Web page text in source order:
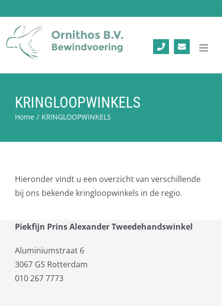
naar
inhoud
KRINGLOOPWINKELS
Home / KRINGLOOPWINKELS
Hieronder vindt u een overzicht van verschillende
bij ons bekende kringloopwinkels in de regio.
Piekfijn Prins Alexander Tweedehandswinkel
Aluminiumstraat 6
3067 GS Rotterdam
010 267 7773